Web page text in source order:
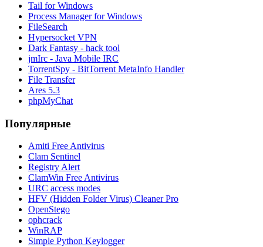
Tail for Windows
Process Manager for Windows
FileSearch
Hypersocket VPN
Dark Fantasy - hack tool
jmIrc - Java Mobile IRC
TorrentSpy - BitTorrent MetaInfo Handler
File Transfer
Ares 5.3
phpMyChat
Популярные
Amiti Free Antivirus
Clam Sentinel
Registry Alert
ClamWin Free Antivirus
URC access modes
HFV (Hidden Folder Virus) Cleaner Pro
OpenStego
ophcrack
WinRAP
Simple Python Keylogger